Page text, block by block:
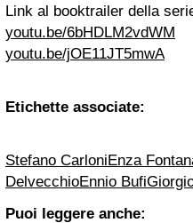
Link al booktrailer della
youtu.be/6bHDLM2vdWM
youtu.be/jOE11JT5mwA
Etichette associate:
Stefano CarloniEnza
DelvecchioEnnio Bufi
Puoi leggere anche: